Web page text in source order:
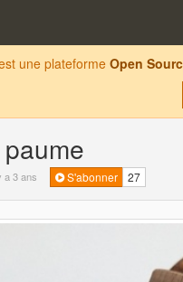
une plateforme Open
a 3 ans S'abonner 27